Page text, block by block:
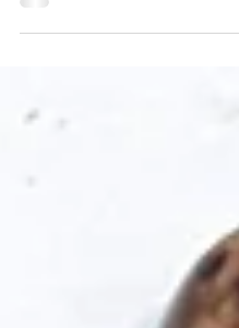
разряжается, греется,
металлическая...